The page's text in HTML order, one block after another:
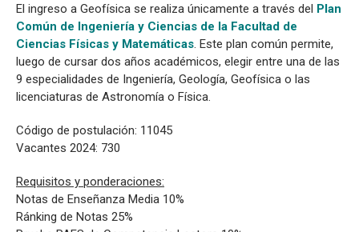
LABORATORIOS
Ciencias Atmosféricas
Geofísica Aplicada
El ingreso a Geofísica se realiza únicamente a través del Plan
Común de Ingeniería y Ciencias de la Facultad de
Ciencias Físicas y Matemáticas. Este plan común permite,
luego de cursar dos años académicos, elegir entre una de las
9 especialidades de Ingeniería, Geología, Geofísica o las
licenciaturas de Astronomía o Física.
Código de postulación: 11045
Vacantes 2024: 730
Requisitos y ponderaciones:
Notas de Enseñanza Media 10%
Ránking de Notas 25%